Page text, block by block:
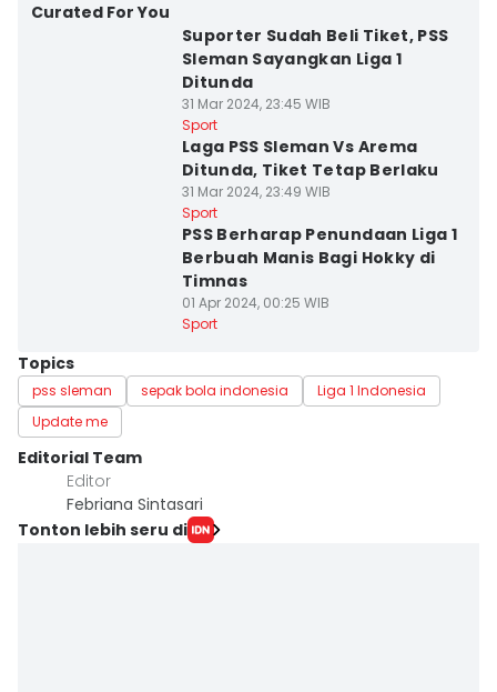
Curated For You
Suporter Sudah Beli Tiket, PSS
Sleman Sayangkan Liga 1
Ditunda
31 Mar 2024, 23:45 WIB
Sport
Laga PSS Sleman Vs Arema
Ditunda, Tiket Tetap Berlaku
31 Mar 2024, 23:49 WIB
Sport
PSS Berharap Penundaan Liga 1
Berbuah Manis Bagi Hokky di
Timnas
01 Apr 2024, 00:25 WIB
Sport
Topics
pss sleman sepak bola indonesia
Liga 1 Indonesia
Update me
Editorial Team
Editor
Febriana Sintasari
Tonton lebih seru di